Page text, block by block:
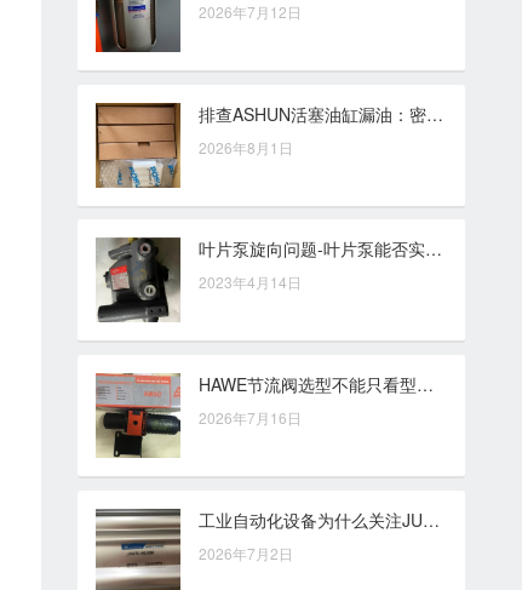
2026年7月12日
排查ASHUN活塞油缸漏油：密封件、杆面与安装偏差
2026年8月1日
叶片泵旋向问题-叶片泵能否实现正反转
2023年4月14日
HAWE节流阀选型不能只看型号，系统压力、介质条件和调节精度同样关键
2026年7月16日
工业自动化设备为什么关注JUFAN双作用液压缸的双向驱动能力
2026年7月2日